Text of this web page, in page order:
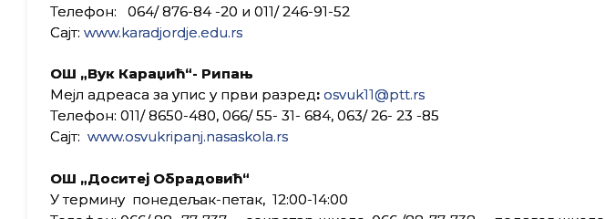
Телефон: 064/ 876-84 -20 и 011/ 246-91-52
Сајт: www.karadjordje.edu.rs
ОШ „Вук Караџић“- Рипањ
Мејл адреаса за упис у први разред: osvuk11@ptt.rs
Телефон: 011/ 8650-480, 066/ 55- 31- 684, 063/ 26- 23 -85
Сајт: www.osvukripanj.nasaskola.rs
ОШ „Доситеј Обрадовић“
У термину понедељак-петак, 12:00-14:00